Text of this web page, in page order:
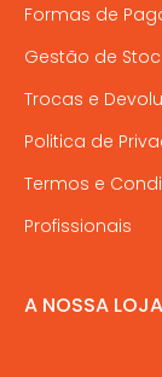
Formas de
Gestão de
Trocas e
Politica de
Termos e
Profissionais
A NOSSA